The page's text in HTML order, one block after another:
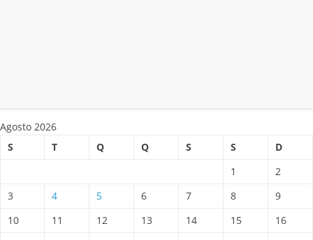
Agosto 2026
S
T Q Q S S
D
1
2
3
4 5 6 7 8
9
10
11 12 13 14 15
16